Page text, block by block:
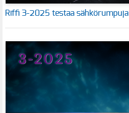
Riffi 3-2025 testaa sähkörumpuja